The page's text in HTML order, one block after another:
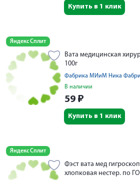
Купить в 1 клик
Яндекс Сплит
Вата медицинская
100г
Фабрика МИиМ Ника
В наличии
59 ₽
Купить в 1 клик
Яндекс Сплит
Фэст вата мед
хлопковая нестер. по